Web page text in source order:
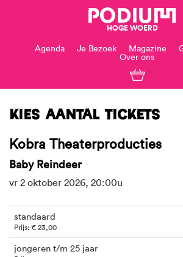
PODIUM
HOGE WOERD
Agenda
Je Bezoek Magazine
Over ons
Kies aantal tickets
Kobra Theaterproducties
Baby Reindeer
vr 2 oktober 2026, 20:00u
Aantal
standaard
Prijs: € 23,00
jongeren t/m 25 jaar